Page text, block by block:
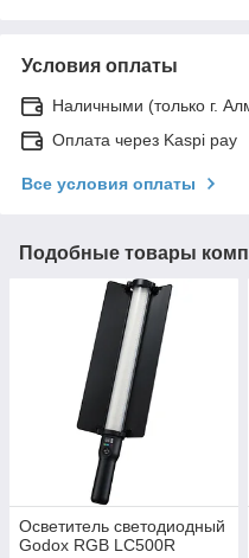
Условия оплаты
Наличными (только г.
Оплата через Kaspi pay
Все условия оплаты
Подобные товары
Осветитель светодиодный
Godox RGB LC500R